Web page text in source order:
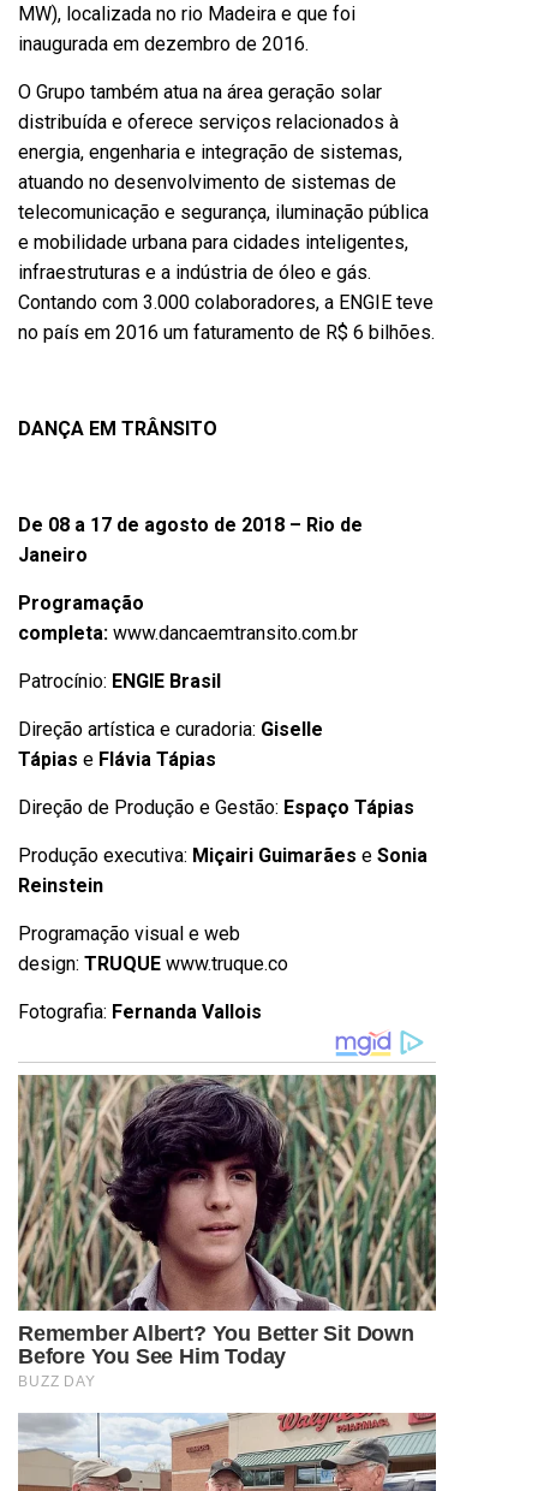
MW), localizada no rio Madeira e que foi
inaugurada em dezembro de 2016.
O Grupo também atua na área geração solar
distribuída e oferece serviços relacionados à
energia, engenharia e integração de sistemas,
atuando no desenvolvimento de sistemas de
telecomunicação e segurança, iluminação pública
e mobilidade urbana para cidades inteligentes,
infraestruturas e a indústria de óleo e gás.
Contando com 3.000 colaboradores, a ENGIE teve
no país em 2016 um faturamento de R$ 6 bilhões.
DANÇA EM TRÂNSITO
De 08 a 17 de agosto de 2018 – Rio de
Janeiro
Programação
completa: www.dancaemtransito.com.br
Patrocínio: ENGIE Brasil
Direção artística e curadoria: Giselle
Tápias e Flávia Tápias
Direção de Produção e Gestão: Espaço Tápias
Produção executiva: Miçairi Guimarães e Sonia
Reinstein
Programação visual e web
design: TRUQUE www.truque.co
Fotografia: Fernanda Vallois